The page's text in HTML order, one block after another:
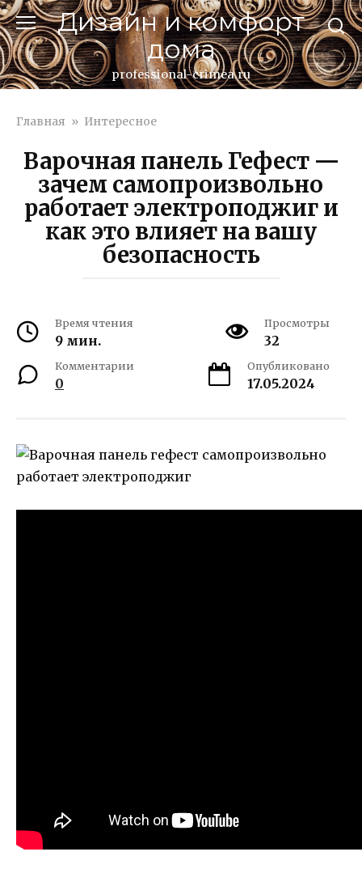
Перейти
к
контенту
Дизайн и комфорт
дома
professional-crimea.ru
Главная » Интересное
Варочная панель Гефест —
зачем самопроизвольно
работает электроподжиг и
как это влияет на вашу
безопасность
Время чтения
9 мин.
Просмотры
32
Комментарии
0
Опубликовано
17.05.2024